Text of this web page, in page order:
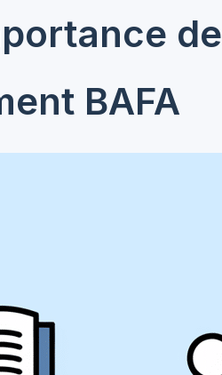
de
BAFA